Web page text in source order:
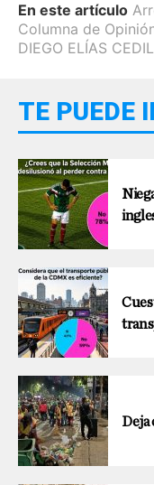
En este artículo
Columna de
DIEGO ELÍAS
TE PUEDE
Deja